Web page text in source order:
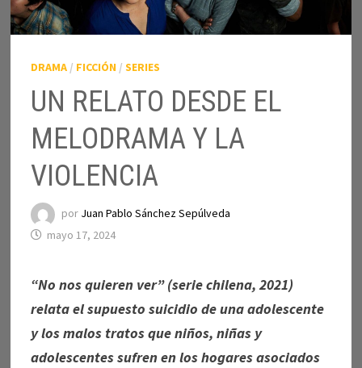
DRAMA/ FICCIÓN / SERIES
UN RELATO DESDE EL
MELODRAMA Y LA
VIOLENCIA
por Juan Pablo Sánchez Sepúlveda
mayo 17, 2024
“No nos quieren ver” (serie chilena, 2021)
relata el supuesto suicidio de una adolescente
y los malos tratos que niños, niñas y
adolescentes sufren en los hogares asociados